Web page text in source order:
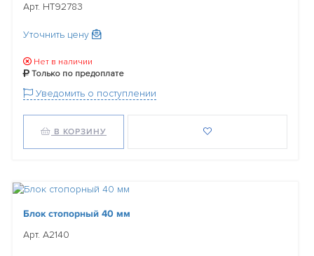
Арт. HT92783
Уточнить цену
Нет в наличии
Только по предоплате
Уведомить о поступлении
В КОРЗИНУ
Блок стопорный 40 мм
Арт. A2140